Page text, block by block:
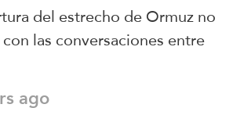
del estrecho de Ormuz no
las conversaciones entre
ago